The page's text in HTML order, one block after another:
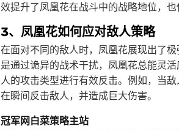
效提升了凤凰花在战斗中的战略地位，也
3、凤凰花如何应对敌人策略
在面对不同的敌人时，凤凰花展现出了
是通过诡异的战术干扰，凤凰花总能灵
人的攻击类型进行有效反击。例如，当
在瞬间反击敌人，并造成巨大伤害。
冠军网白菜策略主站